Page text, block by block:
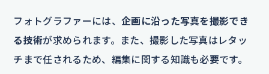
フォトグラファーには、 企画に沿った写真を撮影でき
る技術が求められます。また、撮影した写真はレタッ
チまで任されるため、編集に関する知識も必要です。